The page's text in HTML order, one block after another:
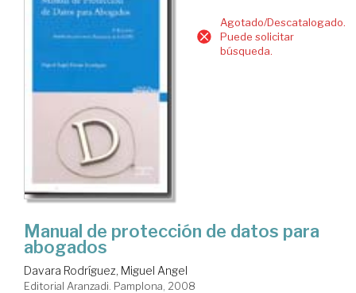
Agotado/Descatalogado.
Puede solicitar
búsqueda.
Manual de protección de datos para
abogados
Davara Rodríguez, Miguel Angel
Editorial Aranzadi. Pamplona, 2008